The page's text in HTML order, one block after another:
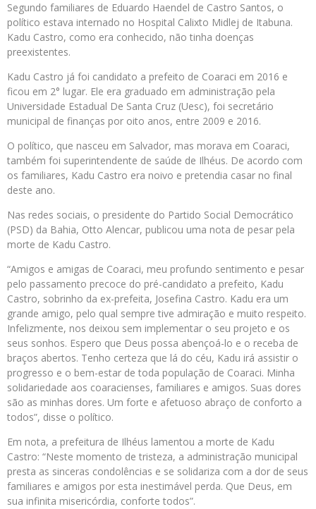
Segundo familiares de Eduardo Haendel de Castro Santos, o
político estava internado no Hospital Calixto Midlej de Itabuna.
Kadu Castro, como era conhecido, não tinha doenças
preexistentes.
Kadu Castro já foi candidato a prefeito de Coaraci em 2016 e
ficou em 2° lugar. Ele era graduado em administração pela
Universidade Estadual De Santa Cruz (Uesc), foi secretário
municipal de finanças por oito anos, entre 2009 e 2016.
O político, que nasceu em Salvador, mas morava em Coaraci,
também foi superintendente de saúde de Ilhéus. De acordo com
os familiares, Kadu Castro era noivo e pretendia casar no final
deste ano.
Nas redes sociais, o presidente do Partido Social Democrático
(PSD) da Bahia, Otto Alencar, publicou uma nota de pesar pela
morte de Kadu Castro.
“Amigos e amigas de Coaraci, meu profundo sentimento e pesar
pelo passamento precoce do pré-candidato a prefeito, Kadu
Castro, sobrinho da ex-prefeita, Josefina Castro. Kadu era um
grande amigo, pelo qual sempre tive admiração e muito respeito.
Infelizmente, nos deixou sem implementar o seu projeto e os
seus sonhos. Espero que Deus possa abençoá-lo e o receba de
braços abertos. Tenho certeza que lá do céu, Kadu irá assistir o
progresso e o bem-estar de toda população de Coaraci. Minha
solidariedade aos coaracienses, familiares e amigos. Suas dores
são as minhas dores. Um forte e afetuoso abraço de conforto a
todos”, disse o político.
Em nota, a prefeitura de Ilhéus lamentou a morte de Kadu
Castro: “Neste momento de tristeza, a administração municipal
presta as sinceras condolências e se solidariza com a dor de seus
familiares e amigos por esta inestimável perda. Que Deus, em
sua infinita misericórdia, conforte todos”.